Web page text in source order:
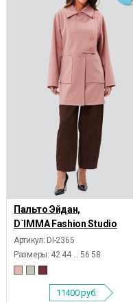
Пальто Эйдан,
D`IMMA Fashion Studio
Артикул: DI-2365
Размеры: 42 44 ... 56 58
11400руб.